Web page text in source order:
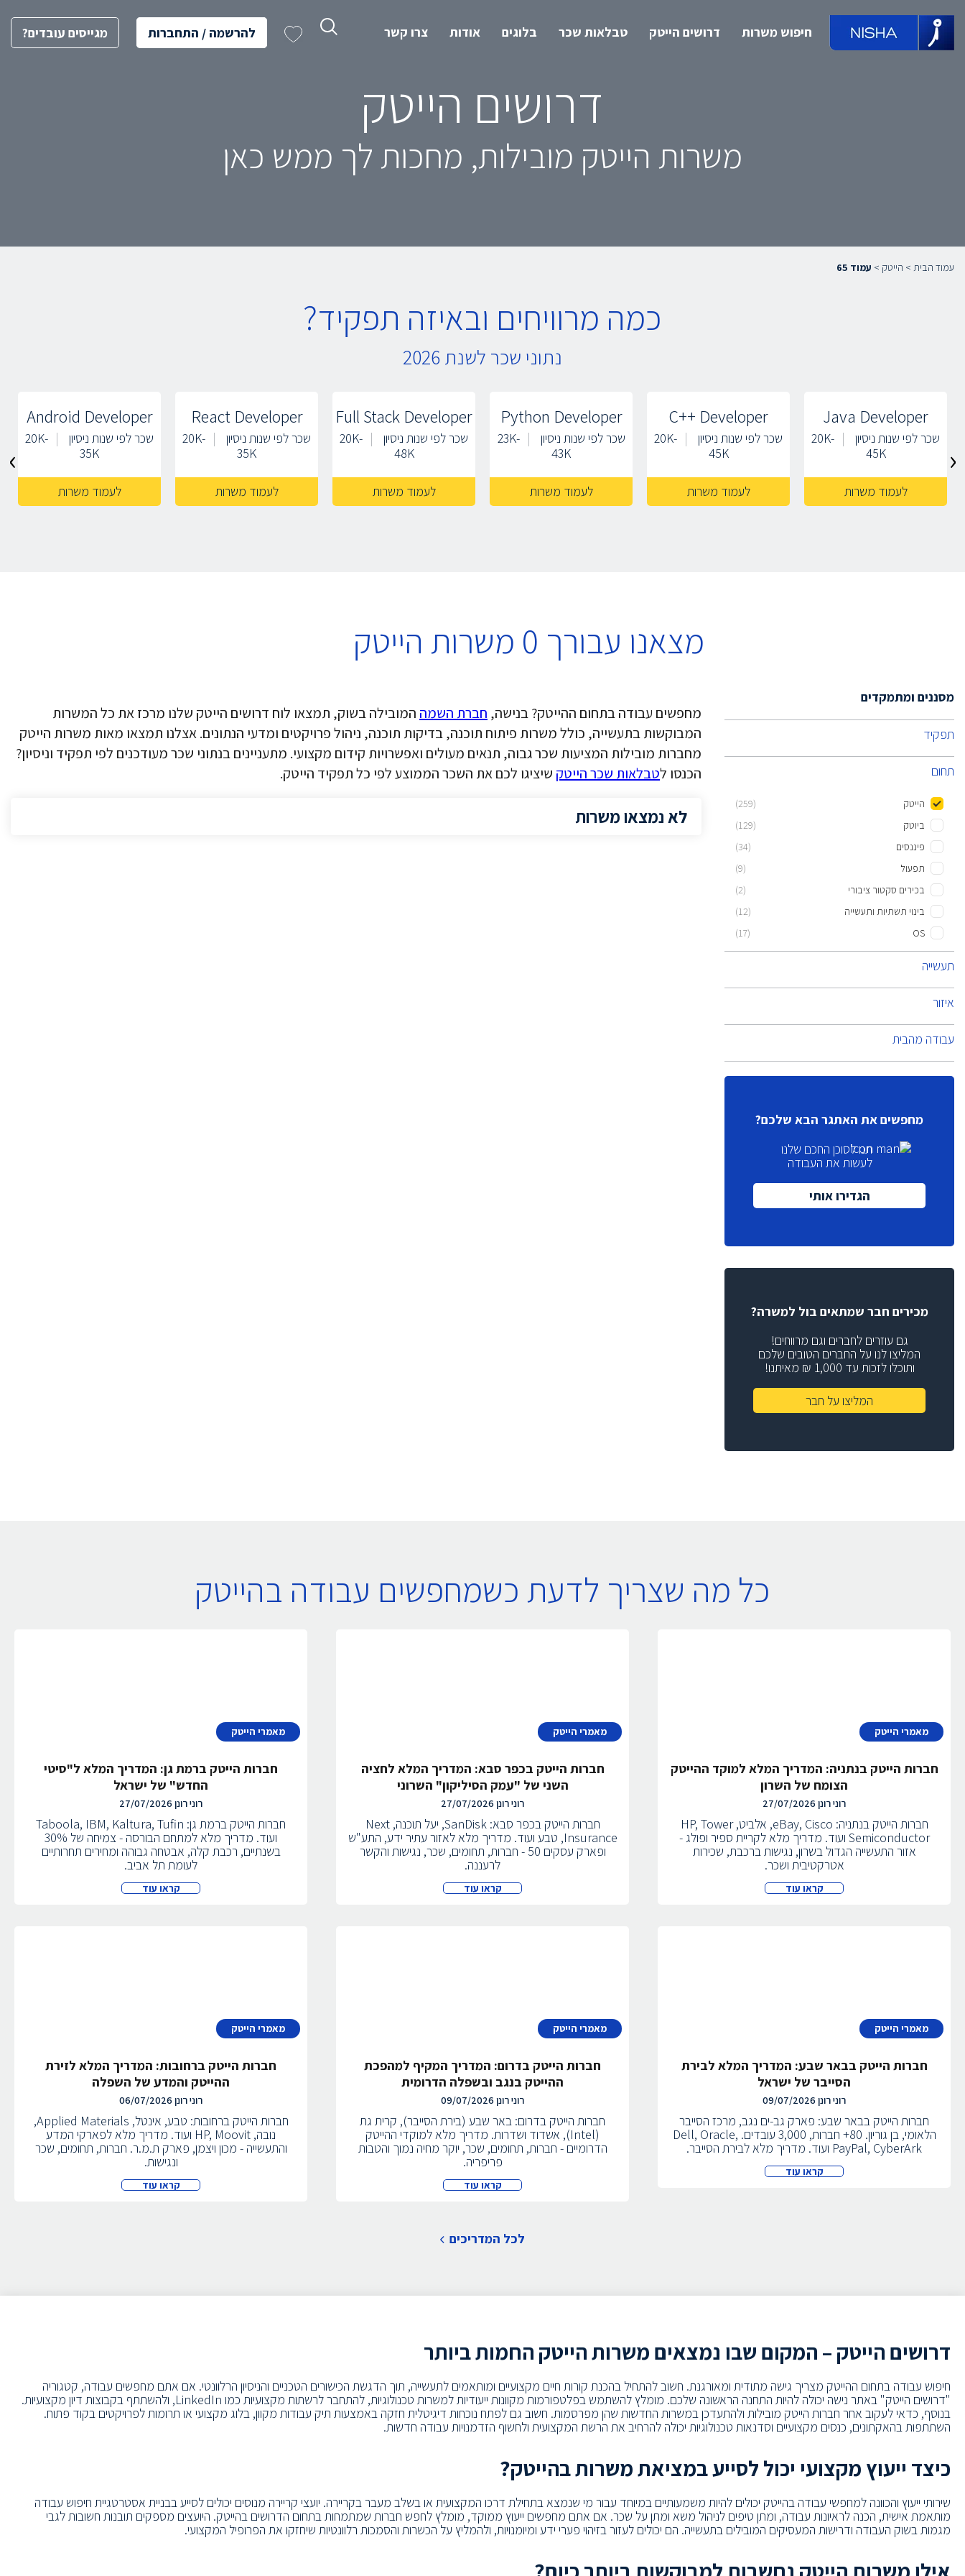
חיפוש משרות דרושים הייטק טבלאות שכר בלוגים אודות צרו קשר להרשמה / התחברות מגייסים עובדים?
דרושים הייטק
משרות הייטק מובילות, מחכות לך ממש כאן
עמוד הבית > הייטק > עמוד 65
כמה מרוויחים ובאיזה תפקיד?
נתוני שכר לשנת 2026
‹
Java Developer
שכר לפי שנות ניסיון
20K-
45K
לעמוד משרות
C++ Developer
שכר לפי שנות ניסיון
20K-
45K
לעמוד משרות
Python Developer
שכר לפי שנות ניסיון
23K-
43K
לעמוד משרות
Full Stack Developer
שכר לפי שנות ניסיון
20K-
48K
לעמוד משרות
React Developer
שכר לפי שנות ניסיון
20K-
35K
לעמוד משרות
Android Developer
שכר לפי שנות ניסיון
20K-
35K
לעמוד משרות
›
מצאנו עבורך 0 משרות הייטק
מסננים ומתמקדים
תפקיד
תחום
הייטק
(259)
ביוטק
(129)
פיננסים
(34)
תפעול
(9)
בכירים סקטור ציבורי
(2)
בינוי תשתיות ותעשייה
(12)
OS
(17)
תעשייה
איזור
עבודה מהבית
מחפשים את האתגר הבא שלכם?
תנו לסוכן החכם שלנו
לעשות את העבודה
הגדירו אותי
מכירים חבר שמתאים בול למשרה?
גם עוזרים לחברים וגם מרווחים!
המליצו לנו על החברים הטובים שלכם
ותוכלו לזכות עד 1,000 ₪ מאיתנו!
המליצו על חבר
מחפשים עבודה בתחום ההייטק? בנישה, חברת השמה המובילה בשוק, תמצאו לוח דרושים הייטק שלנו מרכז את כל המשרות
המבוקשות בתעשייה, כולל משרות פיתוח תוכנה, בדיקות תוכנה, ניהול פרויקטים ומדעי הנתונים. אצלנו תמצאו מאות משרות הייטק
מחברות מובילות המציעות שכר גבוה, תנאים מעולים ואפשרויות קידום מקצועי. מתעניינים בנתוני שכר מעודכנים לפי תפקיד וניסיון?
הכנסו לטבלאות שכר הייטק שיציגו לכם את השכר הממוצע לפי כל תפקיד הייטק.
לא נמצאו משרות
כל מה שצריך לדעת כשמחפשים עבודה בהייטק
מאמרי הייטק
חברות הייטק בנתניה: המדריך המלא למוקד ההייטק
הצומח של השרון
רוני רונן 27/07/2026
חברות הייטק בנתניה: eBay, Cisco, אלביט, HP, Tower
Semiconductor ועוד. מדריך מלא לקריית ספיר ופולג -
אזור התעשייה הגדול בשרון, נגישות ברכבת, שכירות
אטרקטיבית ושכר.
קראו עוד
מאמרי הייטק
חברות הייטק בכפר סבא: המדריך המלא לחציה
השני של "עמק הסיליקון" השרוני
רוני רונן 27/07/2026
חברות הייטק בכפר סבא: SanDisk, יעל תוכנה, Next
Insurance, טבע ועוד. מדריך מלא לאזור עתיר ידע, התע"ש
ופארק עסקים 50 - חברות, תחומים, שכר, נגישות והקשר
לרעננה.
קראו עוד
מאמרי הייטק
חברות הייטק ברמת גן: המדריך המלא ל"סיטי
החדש" של ישראל
רוני רונן 27/07/2026
חברות הייטק ברמת גן: Taboola, IBM, Kaltura, Tufin
ועוד. מדריך מלא למתחם הבורסה - צמיחה של 30%
בשנתיים, רכבת קלה, אבטחה גבוהה ומחירים תחרותיים
לעומת תל אביב.
קראו עוד
מאמרי הייטק
חברות הייטק בבאר שבע: המדריך המלא לבירת
הסייבר של ישראל
רוני רונן 09/07/2026
חברות הייטק בבאר שבע: פארק גב-ים נגב, מרכז הסייבר
הלאומי, בן גוריון. 80+ חברות, 3,000 עובדים. Dell, Oracle,
PayPal, CyberArk ועוד. מדריך מלא לבירת הסייבר.
קראו עוד
מאמרי הייטק
חברות הייטק בדרום: המדריך המקיף למהפכת
ההייטק בנגב ובשפלה הדרומית
רוני רונן 09/07/2026
חברות הייטק בדרום: באר שבע (בירת הסייבר), קרית גת
(Intel), אשדוד ושדרות. מדריך מלא למוקדי ההייטק
הדרומיים - חברות, תחומים, שכר, יוקר מחיה נמוך והטבות
פריפריה.
קראו עוד
מאמרי הייטק
חברות הייטק ברחובות: המדריך המלא לזירת
ההייטק והמדע של השפלה
רוני רונן 06/07/2026
חברות הייטק ברחובות: טבע, אינטל, Applied Materials,
נובה, HP, Moovit ועוד. מדריך מלא לפארקי המדע
והתעשייה - מכון ויצמן, פארק ת.מ.ר. חברות, תחומים, שכר
ונגישות.
קראו עוד
לכל המדריכים
דרושים הייטק – המקום שבו נמצאים משרות הייטק החמות ביותר
חיפוש עבודה בתחום ההייטק מצריך גישה מתודית ומאורגנת. חשוב להתחיל בהכנת קורות חיים מקצועיים ומותאמים לתעשייה, תוך הדגשת הכישורים הטכניים והניסיון הרלוונטי. אם אתם מחפשים עבודה, קטגוריה
"דרושים הייטק" באתר נישה יכולה להיות התחנה הראשונה שלכם. מומלץ להשתמש בפלטפורמות מקוונות ייעודיות למשרות טכנולוגיות, להתחבר לרשתות מקצועיות כמו LinkedIn, ולהשתתף בקבוצות דיון מקצועיות.
בנוסף, כדאי לעקוב אחר חברות הייטק מובילות ולהתעדכן במשרות החדשות שהן מפרסמות. חשוב גם לפתח נוכחות דיגיטלית חזקה באמצעות תיק עבודות מקוון, בלוג מקצועי או תרומות לפרויקטים בקוד פתוח.
השתתפות בהאקתונים, כנסים מקצועיים וסדנאות טכנולוגיות יכולה להרחיב את הרשת המקצועית ולחשוף הזדמנויות עבודה חדשות.
כיצד ייעוץ מקצועי יכול לסייע במציאת משרות בהייטק?
שירותי ייעוץ והכוונה למחפשי עבודה בהייטק יכולים להיות משמעותיים במיוחד עבור מי שנמצא בתחילת דרכו המקצועית או בשלב מעבר בקריירה. יועצי קריירה מנוסים יכולים לסייע בבניית אסטרטגיית חיפוש עבודה
מותאמת אישית, הכנה לראיונות עבודה, ומתן טיפים לניהול משא ומתן על שכר. אם אתם מחפשים ייעוץ ממוקד, מומלץ לחפש חברות שמתמחות בתחום הדרושים בהייטק. היועצים מספקים תובנות חשובות לגבי
מגמות בשוק העבודה ודרישות המעסיקים המובילים בתעשייה. הם יכולים לעזור בזיהוי פערי ידע ומיומנויות, ולהמליץ על הכשרות והסמכות רלוונטיות שיחזקו את הפרופיל המקצועי.